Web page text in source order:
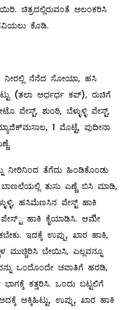
ಚಿತ್ರದಲ್ಲಿರುವಂತೆ ಅಲಂಕರಿಸಿ
ಕೊಡಿ.
ನೀರಲ್ಲಿ ನೆನೆದ ಸೋಯಾ, ಹಸಿ
(ತಲಾ ಅರ್ಧರ್ಧ ಕಪ್‌), ರುಚಿಗೆ
ಪೇಸ್ಟ್, ಶುಂಠಿ, ಬೆಳ್ಳುಳ್ಳಿ ಪೇಸ್ಟ್,
1 ಮೊಟ್ಟೆ, ಪುದೀನಾ
ನೀರಿನಿಂದ ತೆಗೆದು ಹಿಂಡಿಕೊಂಡು
ತುಸು ಎಣ್ಣೆ ಬಿಸಿ ಮಾಡಿ,
ಹಸಿಮೆಣಸಿನ ಪೇಸ್ಟ್ ಹಾಕಿ
ಹಾಕಿ ಕೈಯಾಡಿಸಿ. ಆಮೇಿ
ಇದಕ್ಕೆ ಉಪ್ಪು, ಖಾರ ಹಾಕಿ,
ಮುಚ್ಚಿರಿಸಿ ಬೇಯಿಸಿ, ಎಲ್ಲವನ್ನೂ
ಒಂದೊಂದೇ ಚಪಾತಿಗೆ ಹರಡಿ,
ಕತ್ತರಿಸಿ. ಒಂದು ಬಟ್ಟಲಿಗೆ
ಅಕ್ಕಿಹಿಟ್ಟು, ಉಪ್ಪು, ಖಾರ ಹಾಕಿ